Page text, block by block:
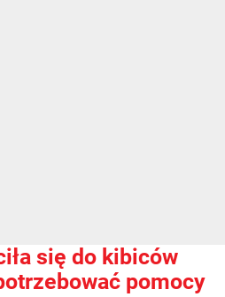
się do kibiców
pomocy